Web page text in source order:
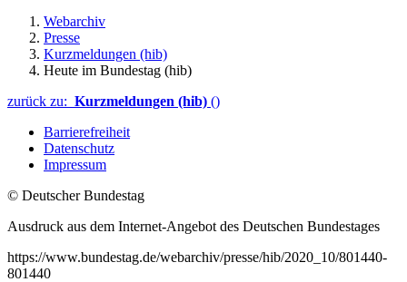
Webarchiv
Presse
Kurzmeldungen (hib)
Heute im Bundestag (hib)
zurück zu: Kurzmeldungen (hib) ()
Barrierefreiheit
Datenschutz
Impressum
© Deutscher Bundestag
Ausdruck aus dem Internet-Angebot des Deutschen Bundestages
https://www.bundestag.de/webarchiv/presse/hib/2020_10/801440-
801440